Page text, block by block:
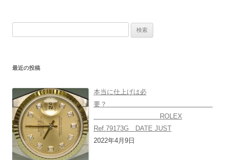
索:
最近の投稿
本当に仕上げは必
要？
ROLEX
Ref.79173G DATE JUST
2022年4月9日